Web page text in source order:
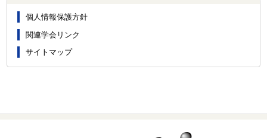
個人情報保護方針
関連学会リンク
サイトマップ